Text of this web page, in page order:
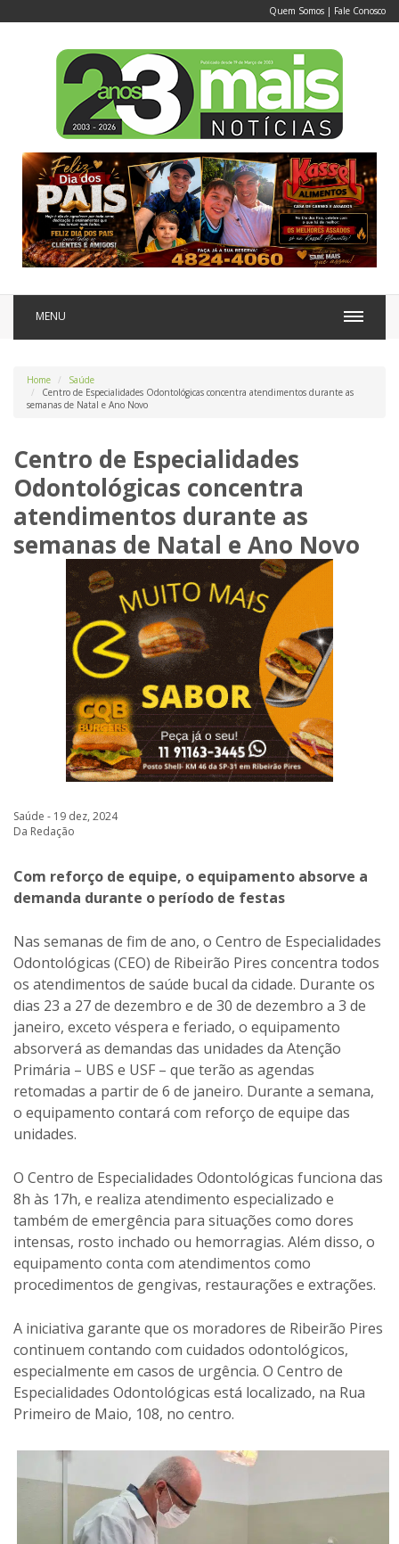
Quem Somos | Fale Conosco
MENU
Home
Saúde
Centro de Especialidades Odontológicas concentra atendimentos durante as
semanas de Natal e Ano Novo
Centro de Especialidades
Odontológicas concentra
atendimentos durante as
semanas de Natal e Ano Novo
Saúde - 19 dez, 2024
Da Redação
Com reforço de equipe, o equipamento absorve a
demanda durante o período de festas
Nas semanas de fim de ano, o Centro de Especialidades
Odontológicas (CEO) de Ribeirão Pires concentra todos
os atendimentos de saúde bucal da cidade. Durante os
dias 23 a 27 de dezembro e de 30 de dezembro a 3 de
janeiro, exceto véspera e feriado, o equipamento
absorverá as demandas das unidades da Atenção
Primária – UBS e USF – que terão as agendas
retomadas a partir de 6 de janeiro. Durante a semana,
o equipamento contará com reforço de equipe das
unidades.
O Centro de Especialidades Odontológicas funciona das
8h às 17h, e realiza atendimento especializado e
também de emergência para situações como dores
intensas, rosto inchado ou hemorragias. Além disso, o
equipamento conta com atendimentos como
procedimentos de gengivas, restaurações e extrações.
A iniciativa garante que os moradores de Ribeirão Pires
continuem contando com cuidados odontológicos,
especialmente em casos de urgência. O Centro de
Especialidades Odontológicas está localizado, na Rua
Primeiro de Maio, 108, no centro.